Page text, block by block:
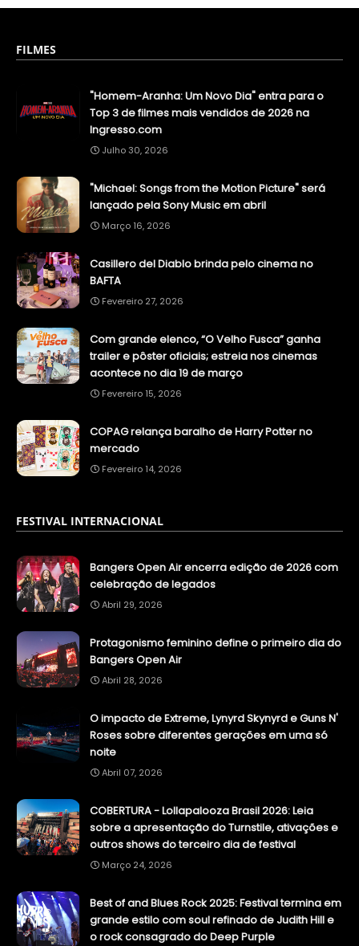
FILMES
"Homem-Aranha: Um Novo Dia" entra para o
Top 3 de filmes mais vendidos de 2026 na
Ingresso.com
Julho 30, 2026
"Michael: Songs from the Motion Picture" será
lançado pela Sony Music em abril
Março 16, 2026
Casillero del Diablo brinda pelo cinema no
BAFTA
Fevereiro 27, 2026
Com grande elenco, “O Velho Fusca” ganha
trailer e pôster oficiais; estreia nos cinemas
acontece no dia 19 de março
Fevereiro 15, 2026
COPAG relança baralho de Harry Potter no
mercado
Fevereiro 14, 2026
FESTIVAL INTERNACIONAL
Bangers Open Air encerra edição de 2026 com
celebração de legados
Abril 29, 2026
Protagonismo feminino define o primeiro dia do
Bangers Open Air
Abril 28, 2026
O impacto de Extreme, Lynyrd Skynyrd e Guns N'
Roses sobre diferentes gerações em uma só
noite
Abril 07, 2026
COBERTURA - Lollapalooza Brasil 2026: Leia
sobre a apresentação do Turnstile, ativações e
outros shows do terceiro dia de festival
Março 24, 2026
Best of and Blues Rock 2025: Festival termina em
grande estilo com soul refinado de Judith Hill e
o rock consagrado do Deep Purple